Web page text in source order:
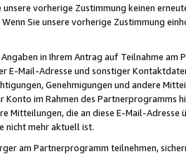
vorherige Zustimmung keinen
Sie unsere vorherige Zustimmung
Angaben in Ihrem Antrag auf Teilnahme
E-Mail-Adresse und sonstiger
Genehmigungen und andere
im Rahmen des Partnerprogramms
Mitteilungen, die an diese E-Mail-
nicht mehr aktuell ist.
am Partnerprogramm teilnehmen,